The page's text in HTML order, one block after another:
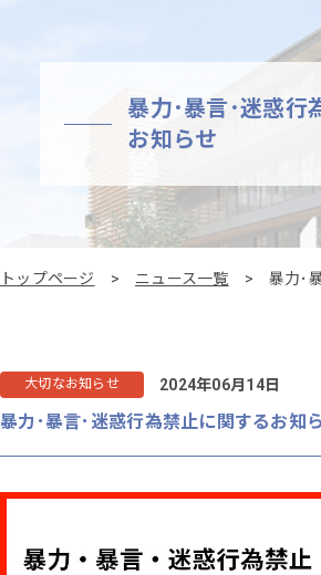
暴力･暴言･迷惑行
お知らせ
トップページ ニュース一覧 暴力･
大切なお知らせ 2024年06月14日
暴力･暴言･迷惑行為禁止に関するお知